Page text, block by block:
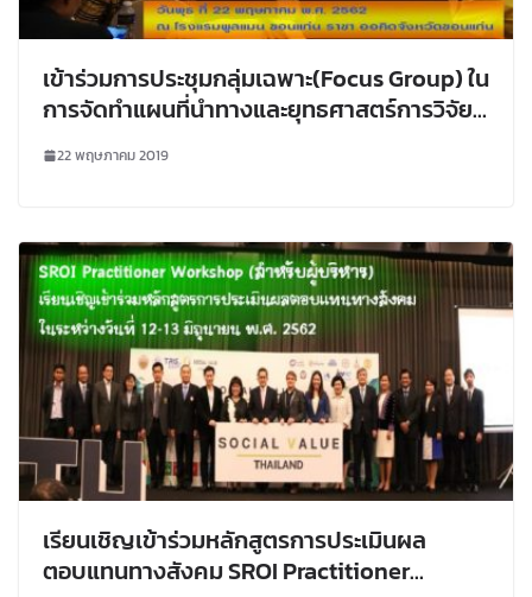
เข้าร่วมการประชุม​กลุ่ม​เฉพาะ​(Focus Group)​ ใน
การจัด​ทำแผน​ที่นำทาง​และยุทธศาสตร์​การวิจัย
22 พฤษภาคม 2019
เรียนเชิญเข้าร่วมหลักสูตรการประเมินผล
ตอบแทนทางสังคม SROI Practitioner